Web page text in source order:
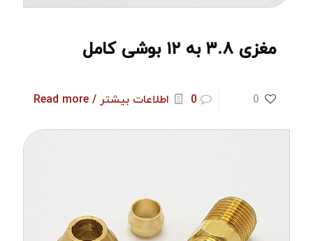
مغزی ۳.۸ به ۱۲ بوشی کامل
0
0 اطلاعات بیشتر / Read more